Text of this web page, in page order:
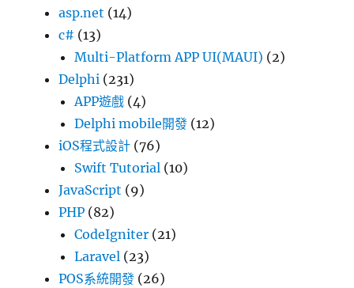
asp.net (14)
c# (13)
Multi-Platform APP UI(MAUI) (2)
Delphi (231)
APP遊戲 (4)
Delphi mobile開發 (12)
iOS程式設計 (76)
Swift Tutorial (10)
JavaScript (9)
PHP (82)
CodeIgniter (21)
Laravel (23)
POS系統開發 (26)